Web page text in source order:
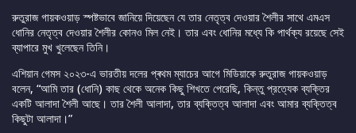
রুতুরাজ গায়কওয়াড় স্পষ্টভাবে জানিয়ে দিয়েছেন যে তার নেতৃত্ব দেওয়ার শৈলীর সাথে এমএস
ধোনির নেতৃত্ব দেওয়ার শৈলীর কোনও মিল নেই। তার এবং ধোনির মধ্যে কি পার্থক্য রয়েছে সেই
ব্যাপারে মুখ খুলেছেন তিনি।
এশিয়ান গেমস ২০২৩-এ ভারতীয় দলের প্ৰথম ম্যাচের আগে মিডিয়াকে রুতুরাজ গায়কওয়াড়
বলেন, “আমি তার (ধোনি) কাছ থেকে অনেক কিছু শিখতে পেরেছি, কিন্তু প্রত্যেক ব্যক্তির
একটি আলাদা শৈলী আছে। তার শৈলী আলাদা, তার ব্যক্তিত্ব আলাদা এবং আমার ব্যক্তিত্ব
কিছুটা আলাদা।”